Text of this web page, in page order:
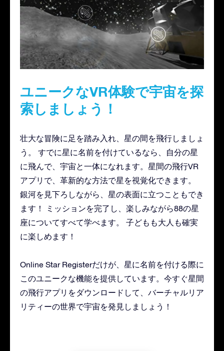
ユニークなVR体験で宇宙を探
索しましょう！
壮大な冒険に足を踏み入れ、星の間を飛行しましょ
う。 すでに星に名前を付けているなら、自分の星
に飛んで、宇宙と一体になれます。星間の飛行VR
アプリで、革新的な方法で星を視覚化できます。
銀河を見下ろしながら、星の表面に立つこともでき
ます！ ミッションを完了し、楽しみながら88の星
座についてすべて学べます。 子どもも大人も確実
に楽しめます！
Online Star Registerだけが、星に名前を付ける際に
このユニークな機能を提供しています。今すぐ星間
の飛行アプリをダウンロードして、バーチャルリア
リティーの世界で宇宙を発見しましょう！